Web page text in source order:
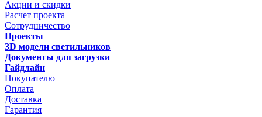
Акции и скидки
Расчет проекта
Сотрудничество
Проекты
3D модели светильников
Документы для загрузки
Гайдлайн
Покупателю
Оплата
Доставка
Гарантия